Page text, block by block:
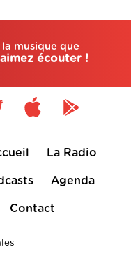
musique que
écouter !
La Radio
Agenda
Contact